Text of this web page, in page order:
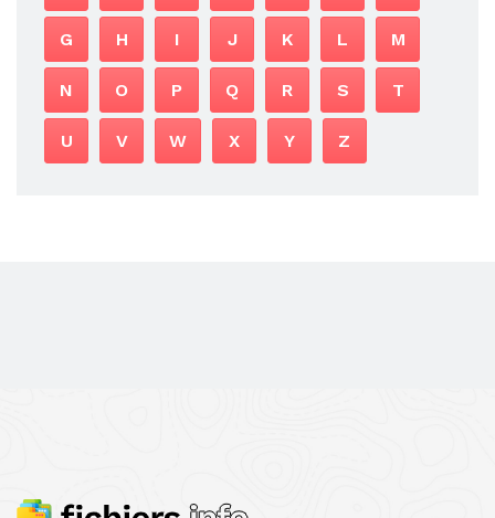
G H I J K L M
N O P Q R S T
U V W X Y Z